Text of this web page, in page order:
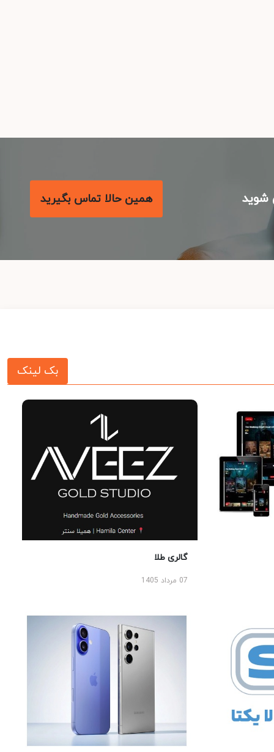
همین حالا تماس بگیرید
بک لینک
گالری طلا
07 مرداد 1405